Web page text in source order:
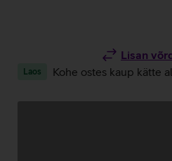
Lisan
Laos Kohe ostes kaup kätte